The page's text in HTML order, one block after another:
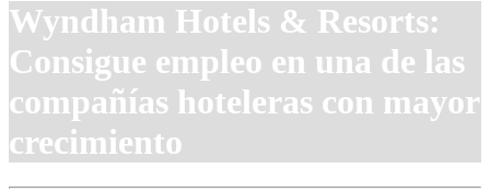
Wyndham Hotels & Resorts:
Consigue empleo en una de las
compañías hoteleras con mayor
crecimiento